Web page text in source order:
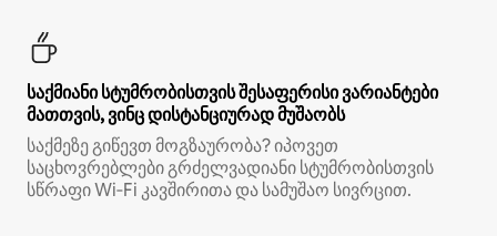
საქმიანი სტუმრობისთვის შესაფერისი ვარიანტები
მათთვის, ვინც დისტანციურად მუშაობს
საქმეზე გიწევთ მოგზაურობა? იპოვეთ
საცხოვრებლები გრძელვადიანი სტუმრობისთვის
სწრაფი Wi‑Fi კავშირითა და სამუშაო სივრცით.